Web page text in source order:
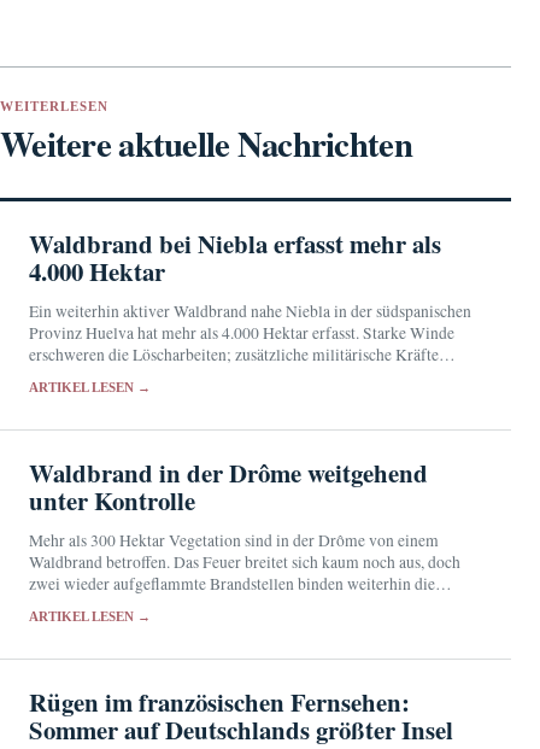
WEITERLESEN
Weitere aktuelle Nachrichten
Waldbrand bei Niebla erfasst mehr als
4.000 Hektar
Ein weiterhin aktiver Waldbrand nahe Niebla in der südspanischen
Provinz Huelva hat mehr als 4.000 Hektar erfasst. Starke Winde
erschweren die Löscharbeiten; zusätzliche militärische Kräfte
ARTIKEL LESEN →
Waldbrand in der Drôme weitgehend
unter Kontrolle
Mehr als 300 Hektar Vegetation sind in der Drôme von einem
Waldbrand betroffen. Das Feuer breitet sich kaum noch aus, doch
zwei wieder aufgeflammte Brandstellen binden weiterhin die
ARTIKEL LESEN →
Rügen im französischen Fernsehen:
Sommer auf Deutschlands größter Insel